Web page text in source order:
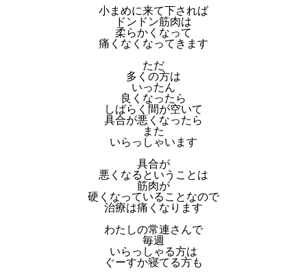
小まめに来て下されば
ドンドン筋肉は
柔らかくなって
痛くなくなってきます
ただ
多くの方は
いったん
良くなったら
しばらく間が空いて
具合が悪くなったら
また
いらっしゃいます
具合が
悪くなるということは
筋肉が
硬くなっていることなので
治療は痛くなります
わたしの常連さんで
毎週
いらっしゃる方は
ぐーすか寝てる方も